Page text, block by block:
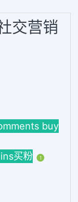
交营销
buy
买粉 1